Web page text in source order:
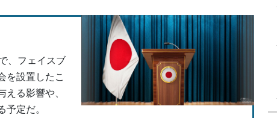
、フェイスブ
を設置したこ
える影響や、
定だ。